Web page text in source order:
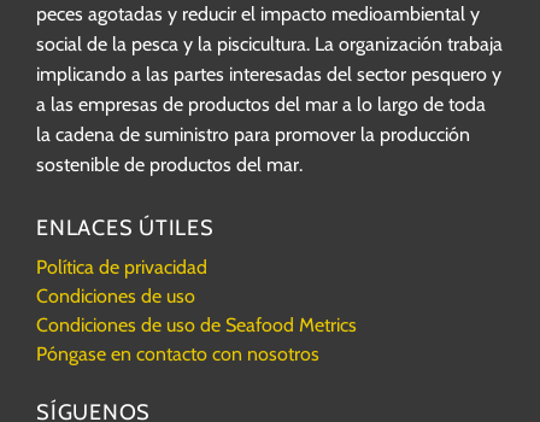
peces agotadas y reducir el impacto medioambiental y
social de la pesca y la piscicultura. La organización trabaja
implicando a las partes interesadas del sector pesquero y
a las empresas de productos del mar a lo largo de toda
la cadena de suministro para promover la producción
sostenible de productos del mar.
ENLACES ÚTILES
Política de privacidad
Condiciones de uso
Condiciones de uso de Seafood Metrics
Póngase en contacto con nosotros
SÍGUENOS